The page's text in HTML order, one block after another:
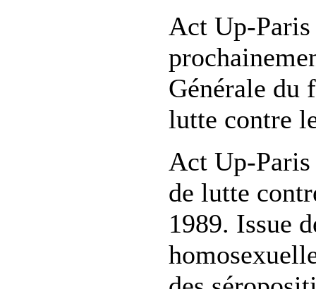
Act Up-
Générale du
lutte contre
Act Up-Paris
de lutte
1989. Issue